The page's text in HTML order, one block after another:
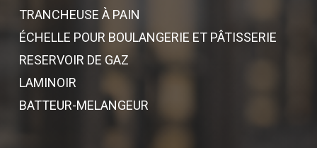
TRANCHEUSE À PAIN
ÉCHELLE POUR BOULANGERIE ET PÂTISSERIE
RESERVOIR DE GAZ
LAMINOIR
BATTEUR-MELANGEUR